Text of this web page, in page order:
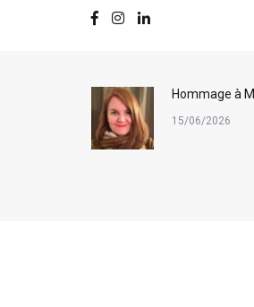
Hommage à
15/06/2026